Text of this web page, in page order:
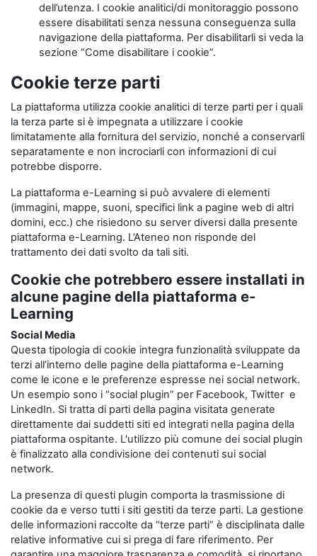
dell’utenza. I cookie analitici/di monitoraggio possono
essere disabilitati senza nessuna conseguenza sulla
navigazione della piattaforma. Per disabilitarli si veda la
sezione “Come disabilitare i cookie”.
Cookie terze parti
La piattaforma utilizza cookie analitici di terze parti per i quali
la terza parte si è impegnata a utilizzare i cookie
limitatamente alla fornitura del servizio, nonché a conservarli
separatamente e non incrociarli con informazioni di cui
potrebbe disporre.
La piattaforma e-Learning si può avvalere di elementi
(immagini, mappe, suoni, specifici link a pagine web di altri
domini, ecc.) che risiedono su server diversi dalla presente
piattaforma e-Learning. L’Ateneo non risponde del
trattamento dei dati svolto da tali siti.
Cookie che potrebbero essere installati in
alcune pagine della piattaforma e-
Learning
Social Media
Questa tipologia di cookie integra funzionalità sviluppate da
terzi all’interno delle pagine della piattaforma e-Learning
come le icone e le preferenze espresse nei social network.
Un esempio sono i “social plugin” per Facebook, Twitter e
LinkedIn. Si tratta di parti della pagina visitata generate
direttamente dai suddetti siti ed integrati nella pagina della
piattaforma ospitante. L'utilizzo più comune dei social plugin
è finalizzato alla condivisione dei contenuti sui social
network.
La presenza di questi plugin comporta la trasmissione di
cookie da e verso tutti i siti gestiti da terze parti. La gestione
delle informazioni raccolte da “terze parti” è disciplinata dalle
relative informative cui si prega di fare riferimento. Per